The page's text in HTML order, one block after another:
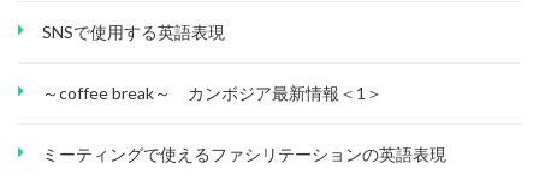
SNSで使用する英語表現
～coffee break～ カンボジア最新情報＜1＞
ミーティングで使えるファシリテーションの英語表現